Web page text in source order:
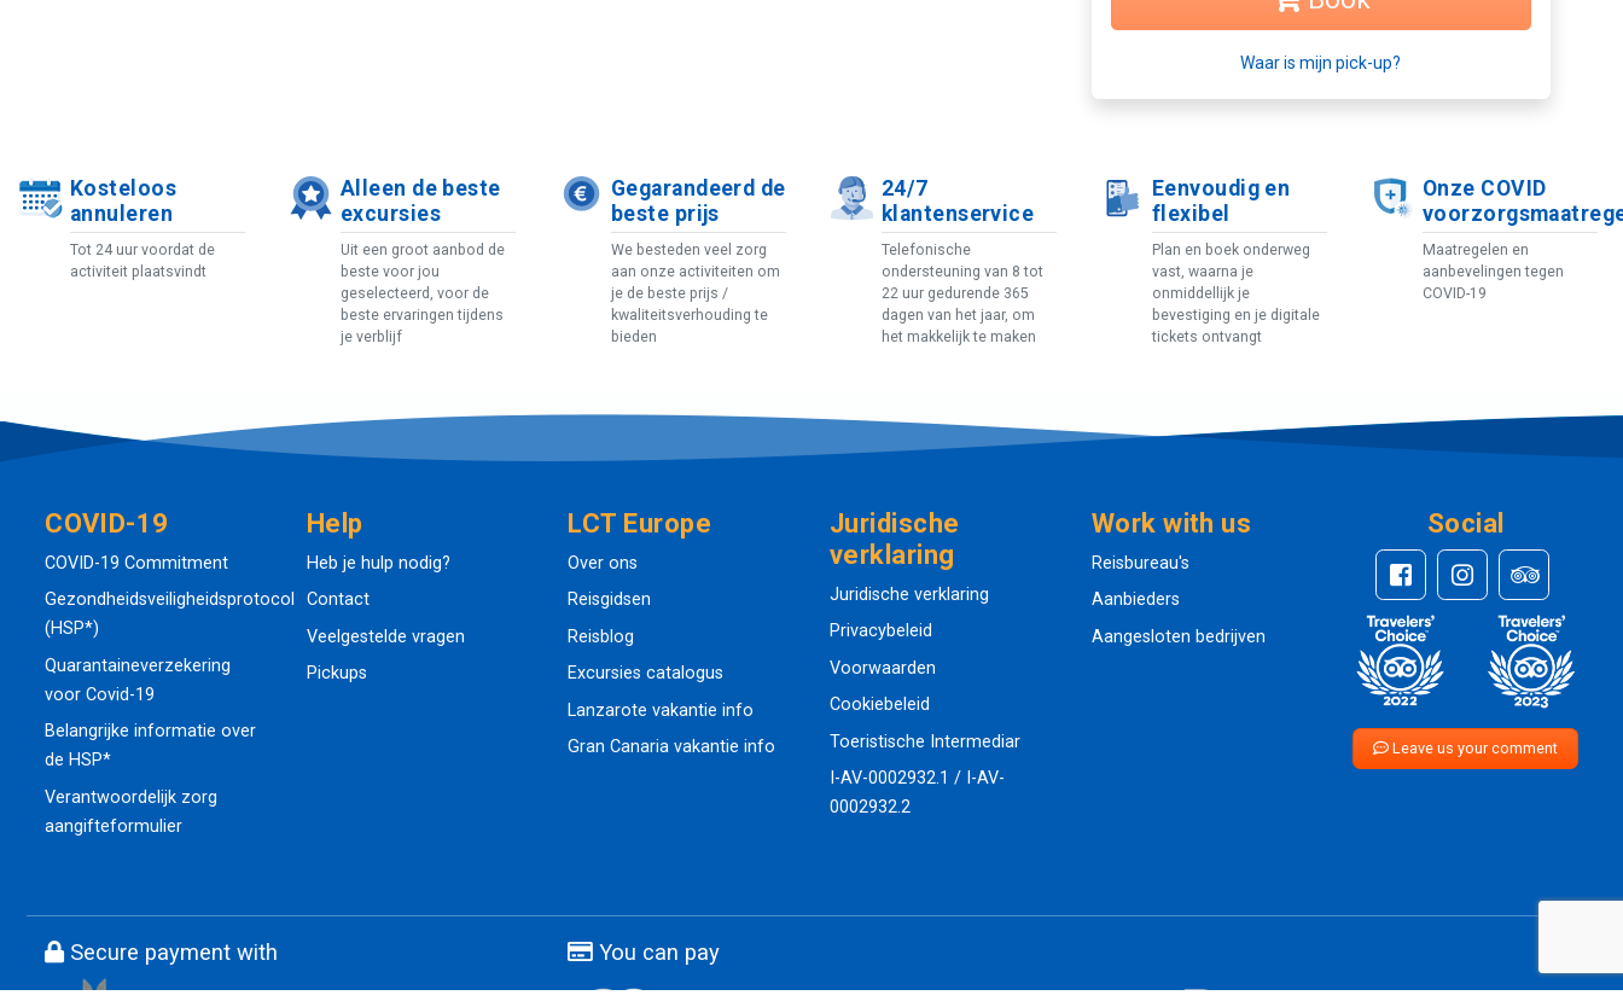
Waar is mijn pick-up?
Kosteloos
annuleren
Tot 24 uur voordat de
activiteit plaatsvindt
Alleen de beste
excursies
Uit een groot aanbod de
beste voor jou
geselecteerd, voor de
beste ervaringen tijdens
je verblijf
Gegarandeerd de
beste prijs
We besteden veel zorg
aan onze activiteiten om
je de beste prijs /
kwaliteitsverhouding te
bieden
24/7
klantenservice
Telefonische
ondersteuning van 8 tot
22 uur gedurende 365
dagen van het jaar, om
het makkelijk te maken
Eenvoudig en
flexibel
Plan en boek onderweg
vast, waarna je
onmiddellijk je
bevestiging en je digitale
tickets ontvangt
Onze COVID
Maatregelen en
aanbevelingen tegen
COVID-19
COVID-19
COVID-19 Commitment
Gezondheidsveiligheidsprotocol
(HSP*)
Quarantaineverzekering
voor Covid-19
Belangrijke informatie over
de HSP*
Verantwoordelijk zorg
aangifteformulier
Help
Heb je hulp nodig?
Contact
Veelgestelde vragen
Pickups
LCT Europe
Over ons
Reisgidsen
Reisblog
Excursies catalogus
Lanzarote vakantie info
Gran Canaria vakantie info
Juridische
verklaring
Juridische verklaring
Privacybeleid
Voorwaarden
Cookiebeleid
Toeristische Intermediar
I-AV-0002932.1 / I-AV-
0002932.2
Work with us
Reisbureau's
Aanbieders
Aangesloten bedrijven
Social
Leave us your comment
Secure payment with You can pay